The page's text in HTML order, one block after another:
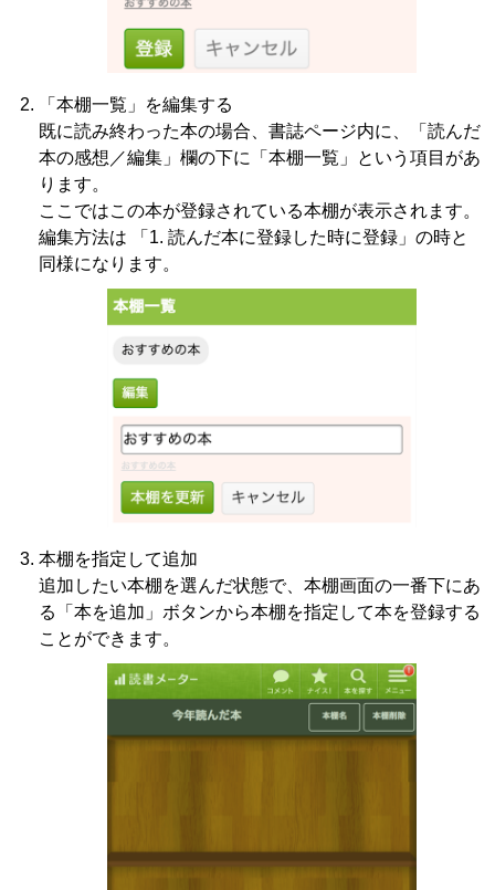
「本棚一覧」を編集する
既に読み終わった本の場合、書誌ページ内に、「読んだ
本の感想／編集」欄の下に「本棚一覧」という項目があ
ります。
ここではこの本が登録されている本棚が表示されます。
編集方法は 「1. 読んだ本に登録した時に登録」の時と
同様になります。
本棚を指定して追加
追加したい本棚を選んだ状態で、本棚画面の一番下にあ
る「本を追加」ボタンから本棚を指定して本を登録する
ことができます。